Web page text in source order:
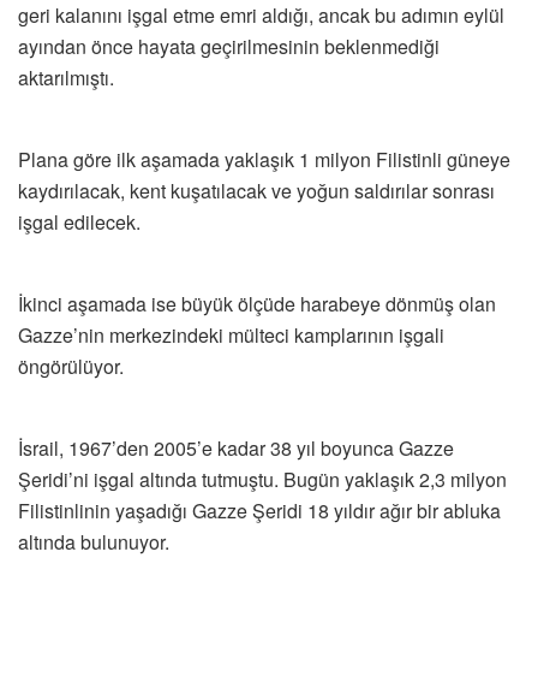
geri kalanını işgal etme emri aldığı, ancak bu adımın eylül
ayından önce hayata geçirilmesinin beklenmediği
aktarılmıştı.
Plana göre ilk aşamada yaklaşık 1 milyon Filistinli güneye
kaydırılacak, kent kuşatılacak ve yoğun saldırılar sonrası
işgal edilecek.
İkinci aşamada ise büyük ölçüde harabeye dönmüş olan
Gazze’nin merkezindeki mülteci kamplarının işgali
öngörülüyor.
İsrail, 1967’den 2005’e kadar 38 yıl boyunca Gazze
Şeridi’ni işgal altında tutmuştu. Bugün yaklaşık 2,3 milyon
Filistinlinin yaşadığı Gazze Şeridi 18 yıldır ağır bir abluka
altında bulunuyor.